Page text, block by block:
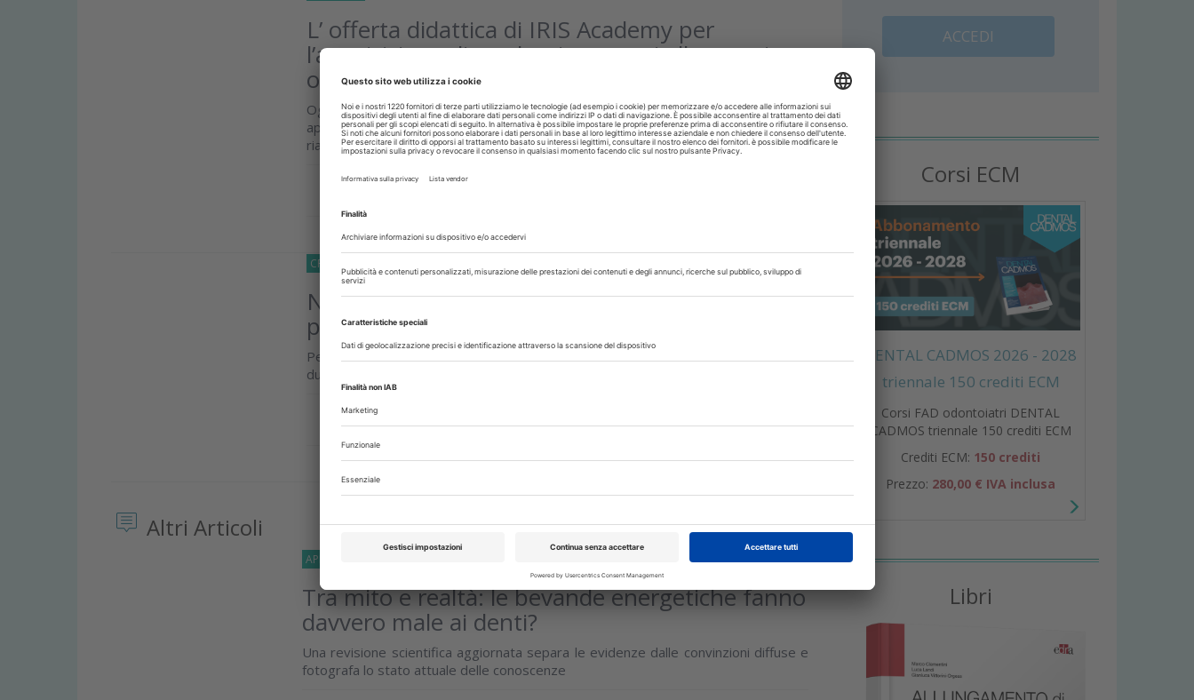
L’ offerta didattica di IRIS Academy per
l’acquisizione di moderni approcci alle terapie
odontoiatriche
Ogni giorno medicina e odontoiatria fanno passi avanti sviluppando nuovi
approcci terapeutici e tecnologie che consentono di proporre ai pazienti
riabilitazioni sempre più veloci e...
Approfondisci
CRONACA
Notizie false diffuse durante interpellanza
parlamentare su ENPAM
Per l’Ente previdenziale di medici e dentisti i dati diffusi dall’On. Andrea Quartini
durante un’interpellanza sono falsati
Approfondisci
Altri Articoli
APPROFONDIMENTI
Tra mito e realtà: le bevande energetiche fanno
davvero male ai denti?
Una revisione scientifica aggiornata separa le evidenze dalle convinzioni diffuse e
fotografa lo stato attuale delle conoscenze
ACCEDI
Corsi ECM
DENTAL CADMOS 2026 - 2028
triennale 150 crediti ECM
Corsi FAD odontoiatri DENTAL
CADMOS triennale 150 crediti ECM
Crediti ECM: 150 crediti
Prezzo: 280,00 € IVA inclusa
Libri